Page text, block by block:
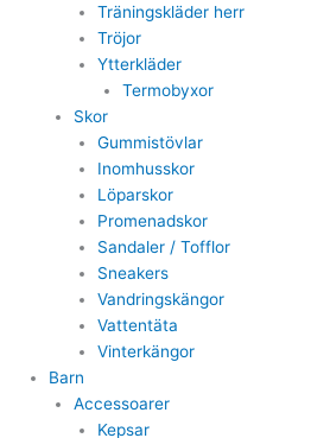
Träningskläder herr
Tröjor
Ytterkläder
Termobyxor
Skor
Gummistövlar
Inomhusskor
Löparskor
Promenadskor
Sandaler / Tofflor
Sneakers
Vandringskängor
Vattentäta
Vinterkängor
Barn
Accessoarer
Kepsar